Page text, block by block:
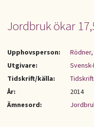
Jordbruk ökar
Upphovsperson:
Utgivare:
Tidskrift/källa:
År:
2014
Ämnesord: